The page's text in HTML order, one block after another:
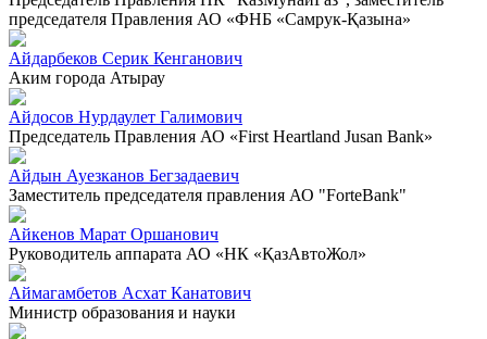
председателя Правления АО «ФНБ «Самрук-Қазына»
Айдарбеков Серик Кенганович
Аким города Атырау
Айдосов Нурдаулет Галимович
Председатель Правления АО «First Heartland Jusan Bank»
Айдын Ауезканов Бегзадаевич
Заместитель председателя правления АО "ForteBank"
Айкенов Марат Оршанович
Руководитель аппарата АО «НК «ҚазАвтоЖол»
Аймагамбетов Асхат Канатович
Министр образования и науки